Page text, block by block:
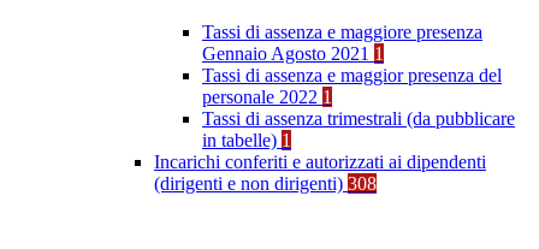
Tassi di assenza e maggiore presenza
Gennaio Agosto 2021 1
Tassi di assenza e maggior presenza del
personale 2022 1
Tassi di assenza trimestrali (da pubblicare
in tabelle) 1
Incarichi conferiti e autorizzati ai dipendenti
(dirigenti e non dirigenti) 308